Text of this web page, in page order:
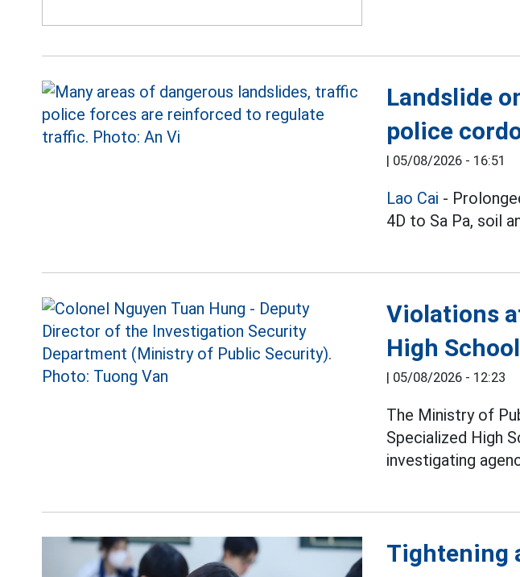
Landslide
police
05/08/2026 - 16:51
Lao Cai -
4D to Sa Pa, soil
Violations
High
05/08/2026 - 12:23
The Ministry of
Specialized High
investigating
Tightening